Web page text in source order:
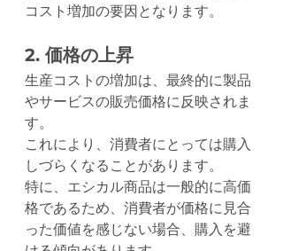
コスト増加の要因となります。
2. 価格の上昇
生産コストの増加は、最終的に製品
やサービスの販売価格に反映されま
す。
これにより、消費者にとっては購入
しづらくなることがあります。
特に、エシカル商品は一般的に高価
格であるため、消費者が価格に見合
った価値を感じない場合、購入を避